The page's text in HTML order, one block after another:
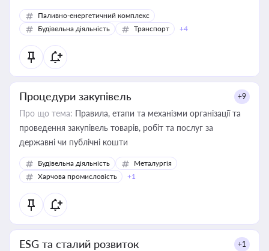
Паливно-енергетичний комплекс
Будівельна діяльність
Транспорт +4
Процедури закупівель +9
Про що тема: Правила, етапи та механізми організації та
проведення закупівель товарів, робіт та послуг за
державні чи публічні кошти
Будівельна діяльність
Металургія
Харчова промисловість
+1
ESG та сталий розвиток +1